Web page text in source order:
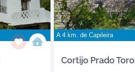
A 4 km. de Capileira
Cortijo Prado Toro